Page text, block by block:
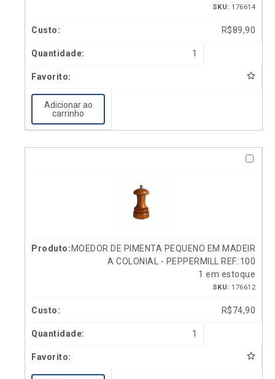
SKU: 176614
R$89,90
1
Adicionar ao
carrinho
MOEDOR DE PIMENTA PEQUENO EM MADEIR
A COLONIAL - PEPPERMILL REF.:100
1 em estoque
SKU: 176612
R$74,90
1